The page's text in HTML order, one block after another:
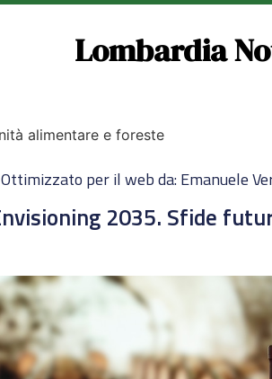
Lombardia
alimentare e foreste
Ottimizzato per il web da: Emanuele
2035. Sfide